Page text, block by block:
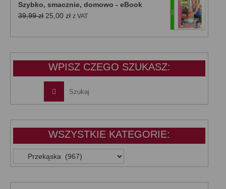
39,99 zł.25,00 zł.
Szybko, smacznie, domowo - eBook
39,99zł Pierwotna
wynosiła:
25,00 złAktualna
wynosi:
z VAT
WPISZ CZEGO SZUKASZ:
WSZYSTKIE KATEGORIE:
WSZYSTKIE
KATEGORIE: